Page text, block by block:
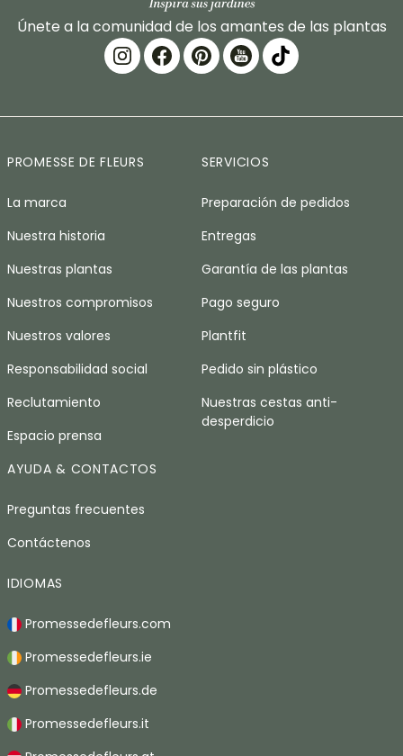
Únete a la comunidad de los amantes de las plantas
PROMESSE DE FLEURS
La marca
Nuestra historia
Nuestras plantas
Nuestros compromisos
Nuestros valores
Responsabilidad social
Reclutamiento
Espacio prensa
SERVICIOS
Preparación de pedidos
Entregas
Garantía de las plantas
Pago seguro
Plantfit
Pedido sin plástico
Nuestras cestas anti-
desperdicio
AYUDA & CONTACTOS
Preguntas frecuentes
Contáctenos
IDIOMAS
Promessedefleurs.com
Promessedefleurs.ie
Promessedefleurs.de
Promessedefleurs.it